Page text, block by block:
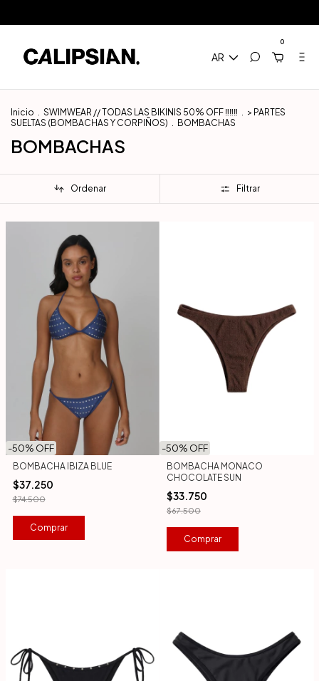
AR
0
Inicio . SWIMWEAR // TODAS LAS BIKINIS 50% OFF ‼️‼️‼️ . > PARTES
SUELTAS (BOMBACHAS Y CORPIÑOS) . BOMBACHAS
BOMBACHAS
Ordenar Filtrar
-50% OFF
BOMBACHA IBIZA BLUE
$37.250
$74.500
Comprar
-50% OFF
BOMBACHA MONACO
CHOCOLATE SUN
$33.750
$67.500
Comprar